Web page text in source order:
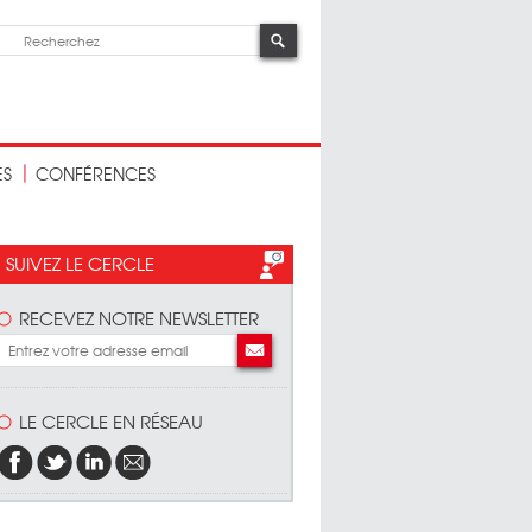
CONFÉRENCES
SUIVEZ LE CERCLE
RECEVEZ NOTRE NEWSLETTER
LE CERCLE EN RÉSEAU